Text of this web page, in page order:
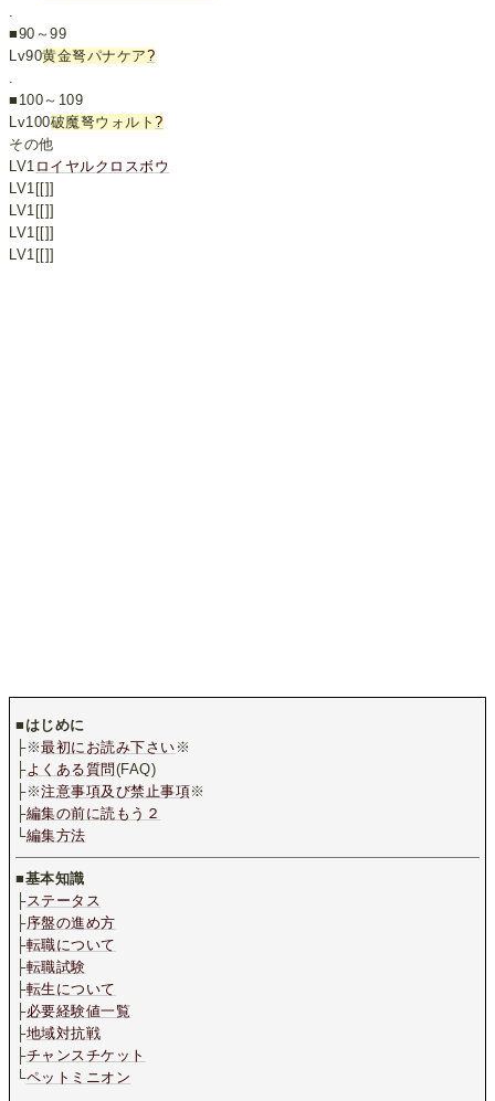
.
■90～99
Lv90黄金弩パナケア?
.
■100～109
Lv100破魔弩ウォルト?
その他
LV1 ロイヤルクロスボウ
LV1[[]]
LV1[[]]
LV1[[]]
LV1[[]]
■ はじめに
├※最初にお読み下さい ※
├よくある質問(FAQ)
├※注意事項及び禁止事項※
├編集の前に読もう２
└編集方法
■基本知識
├ステータス
├序盤の進め方
├転職について
├転職試験
├転生について
├必要経験値一覧
├地域対抗戦
├チャンスチケット
└ペットミニオン